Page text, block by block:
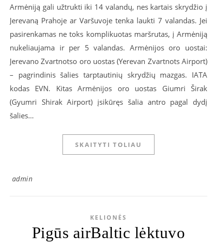
Armėniją gali užtrukti iki 14 valandų, nes kartais skrydžio į
Jerevaną Prahoje ar Varšuvoje tenka laukti 7 valandas. Jei
pasirenkamas ne toks komplikuotas maršrutas, į Armėniją
nukeliaujama ir per 5 valandas. Armėnijos oro uostai:
Jerevano Zvartnotso oro uostas (Yerevan Zvartnots Airport)
– pagrindinis šalies tarptautinių skrydžių mazgas. IATA
kodas EVN. Kitas Armėnijos oro uostas Giumri Širak
(Gyumri Shirak Airport) įsikūręs šalia antro pagal dydį
šalies…
SKAITYTI TOLIAU
admin
KELIONĖS
Pigūs airBaltic lėktuvo